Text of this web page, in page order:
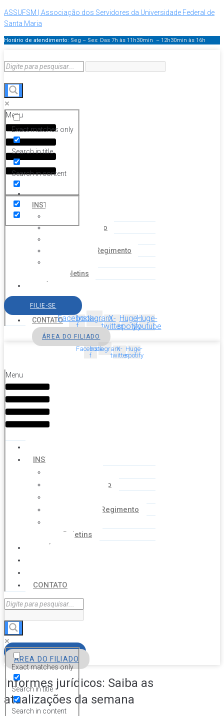
ASSUFSM | Associação dos Servidores da Universidade Federal de
Santa Maria
Horário de atendimento: Seg – Sex: Das 7h às 11h30min – 12h30min às 16h
Exact matches only
Search in title
Search in content
Menu
HOME
INSTITUCIONAL
Coordenação
Estatuto e Regimento
Boletins
SERVIÇOS
AGENDA
CONTATO
FILIE-SE
Facebook-
f
InstagramX-
twitter
Huge-
spotify
Huge-
youtube
ÁREA DO FILIADO
Facebook-
f
InstagramX-
twitter
Huge-
spotify
Menu
INSTITUCIONAL
Coordenação
Estatuto e Regimento
Boletins
NOTÍCIAS
CONTATO
Exact matches only
Search in title
Search in content
ÁREA DO FILIADO
Informes jurídicos: Saiba as
atualizações da semana